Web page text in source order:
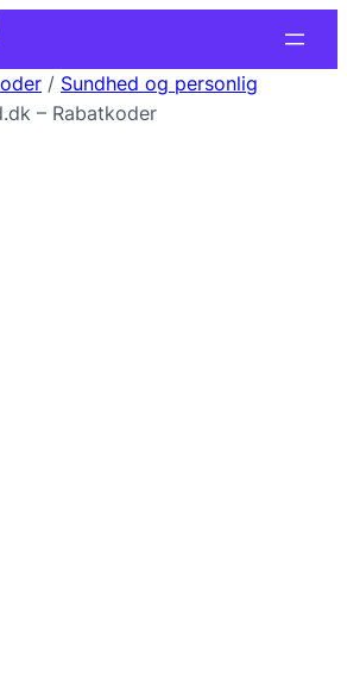
/ Sundhed og personlig
– Rabatkoder